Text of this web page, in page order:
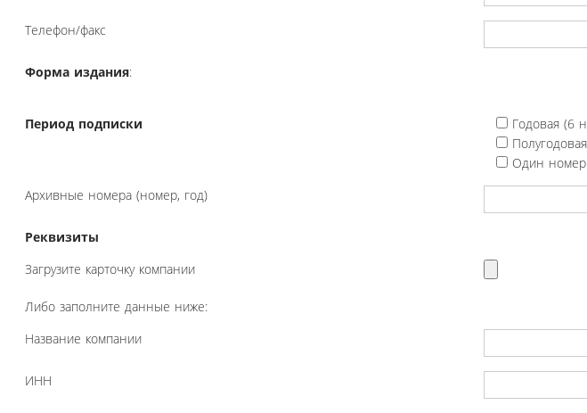
Телефон/факс
Форма издания:
Период подписки
Годовая (6
Один номер
Архивные номера (номер, год)
Реквизиты
Загрузите карточку компании
Либо заполните данные ниже:
Название компании
ИНН